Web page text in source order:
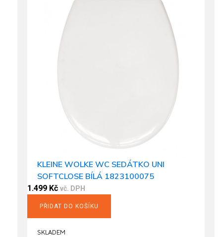
KLEINE WOLKE WC SEDÁTKO UNI
SOFTCLOSE BÍLÁ 1823100075
1.499 Kč vč. DPH
PŘIDAT DO KOŠÍKU
SKLADEM